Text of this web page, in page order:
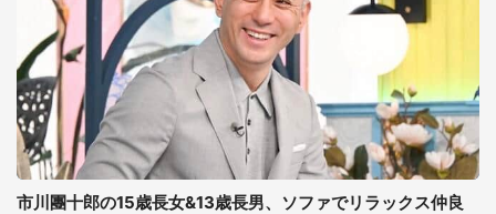
市川團十郎の15歳長女&13歳長男、ソファでリラックス仲良